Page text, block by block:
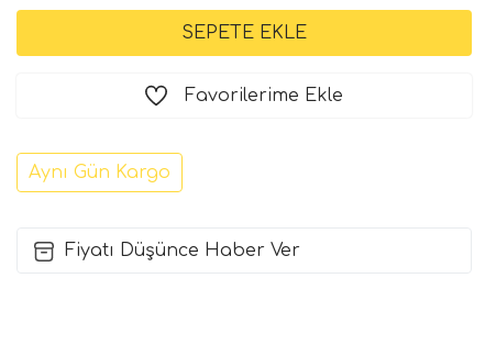
Favorilerime Ekle
Aynı Gün Kargo
Fiyatı Düşünce Haber Ver